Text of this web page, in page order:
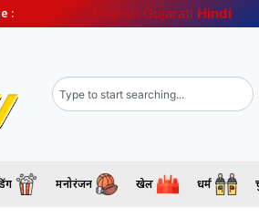
: English Gujarati Hindi
मनोरंजन खेल धर्म